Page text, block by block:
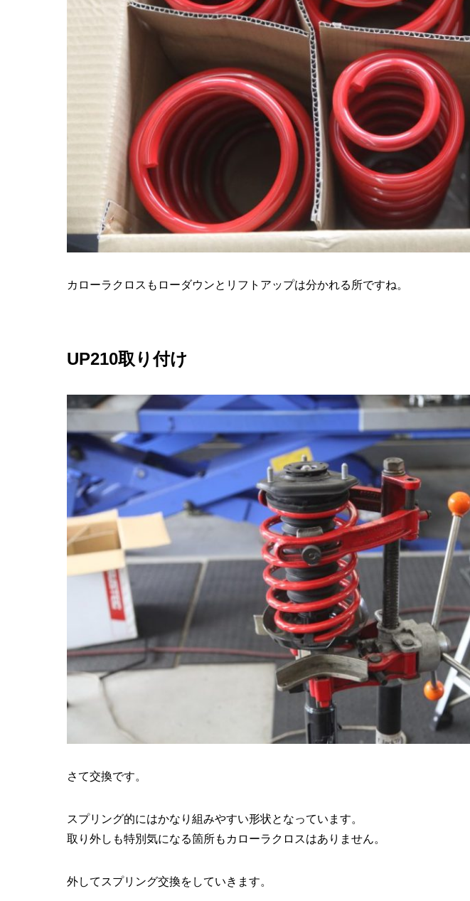
カローラクロスもローダウンとリフトアップは分かれる所ですね。
UP210取り付け
さて交換です。
スプリング的にはかなり組みやすい形状となっています。
取り外しも特別気になる箇所もカローラクロスはありません。
外してスプリング交換をしていきます。